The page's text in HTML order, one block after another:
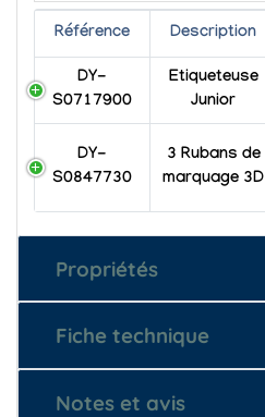
Référence Description
DY-
S0717900
Etiqueteuse
Junior
DY-
S0847730
3 Rubans de
marquage 3D
Propriétés
Fiche technique
Notes et avis